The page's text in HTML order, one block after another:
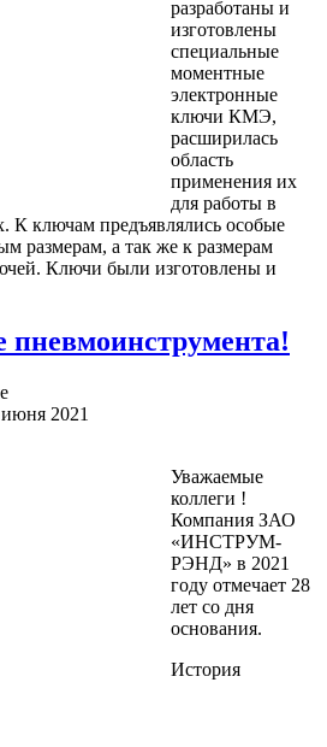
разработаны и
изготовлены
специальные
моментные
электронные
ключи КМЭ,
расширилась
область
применения их
для работы в
К ключам предъявлялись особые
размерам, а так же к размерам
Ключи были изготовлены и
пневмоинструмента!
2021
Уважаемые
коллеги !
Компания ЗАО
«ИНСТРУМ-
РЭНД» в 2021
году отмечает 28
лет со дня
основания.
История